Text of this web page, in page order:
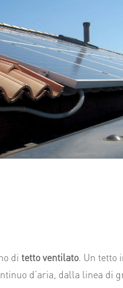
di tetto ventilato . Un tetto
d’aria, dalla linea di